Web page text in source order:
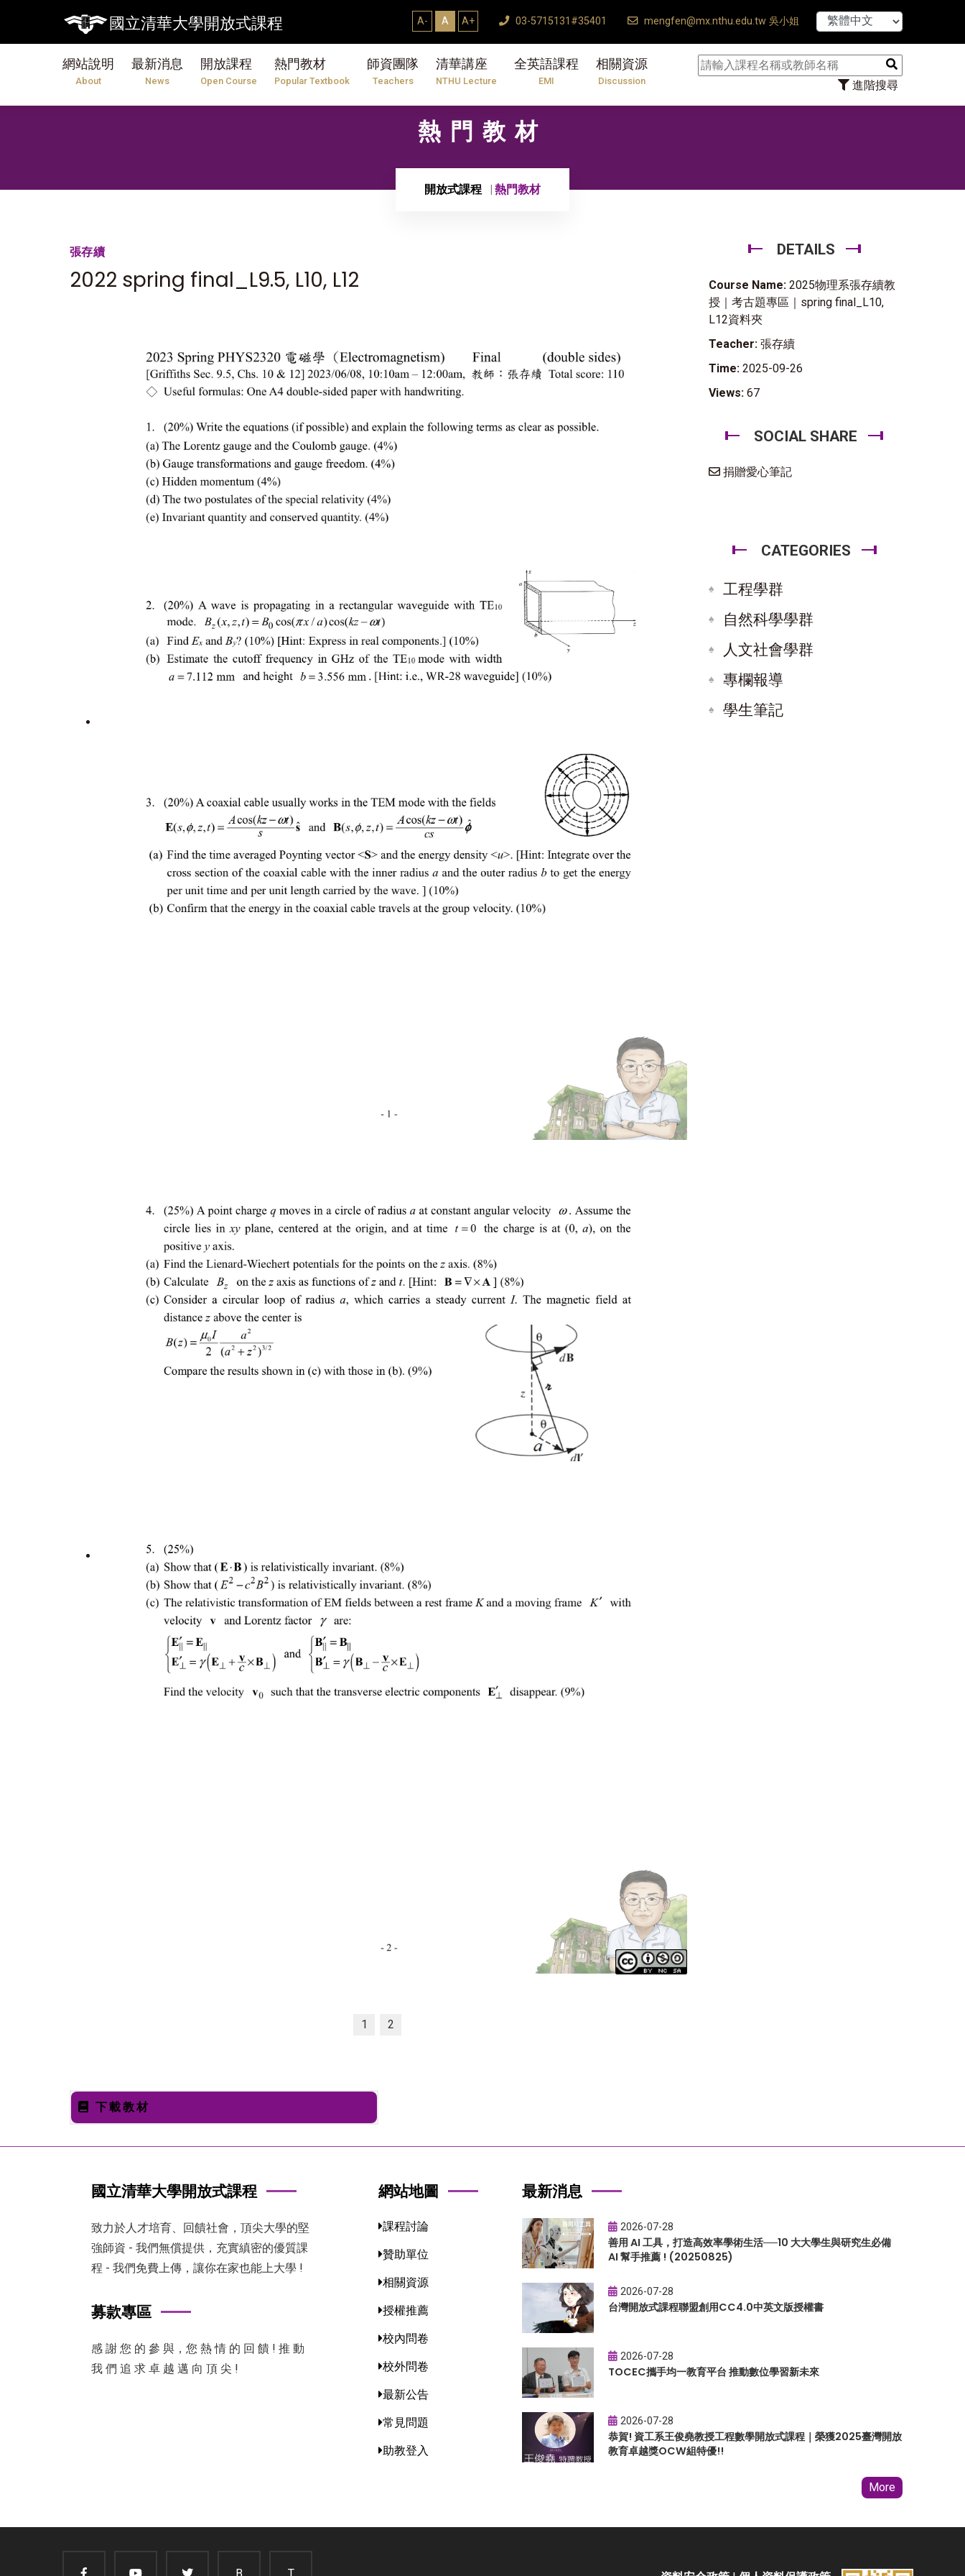
國立清華大學開放式課程 A- A A+ 03-5715131#35401 mengfen@mx.nthu.edu.tw 吳小姐
網站說明
About
最新消息
News
開放課程
Open Course
熱門教材
Popular Textbook
師資團隊
Teachers
清華講座
NTHU Lecture
全英語課程
EMI
相關資源
Discussion 進階搜尋
【7/31】
熱門教材
開放式課程 熱門教材
張存續
2022 spring final_L9.5, L10, L12
1 2
下載教材
DETAILS
Course Name: 2025物理系張存續教
授｜考古題專區｜spring final_L10,
L12資料夾
Teacher: 張存續
Time: 2025-09-26
Views: 67
SOCIAL SHARE
捐贈愛心筆記
CATEGORIES
工程學群
自然科學學群
人文社會學群
專欄報導
學生筆記
國立清華大學開放式課程
致力於人才培育、回饋社會，頂尖大學的堅
強師資 - 我們無償提供，充實縝密的優質課
程 - 我們免費上傳，讓你在家也能上大學 !
募款專區
感 謝 您 的 參 與，您 熱 情 的 回 饋 ! 推 動
我 們 追 求 卓 越 邁 向 頂 尖 !
網站地圖
課程討論
贊助單位
相關資源
授權推薦
校內問卷
校外問卷
最新公告
常見問題
助教登入
最新消息
2026-07-28
善用 AI 工具，打造高效率學術生活──10 大大學生與研究生必備
AI 幫手推薦 ! (20250825)
2026-07-28
台灣開放式課程聯盟創用CC4.0中英文版授權書
2026-07-28
TOCEC攜手均一教育平台 推動數位學習新未來
2026-07-28
恭賀! 資工系王俊堯教授工程數學開放式課程｜榮獲2025臺灣開放
教育卓越獎OCW組特優!!
More